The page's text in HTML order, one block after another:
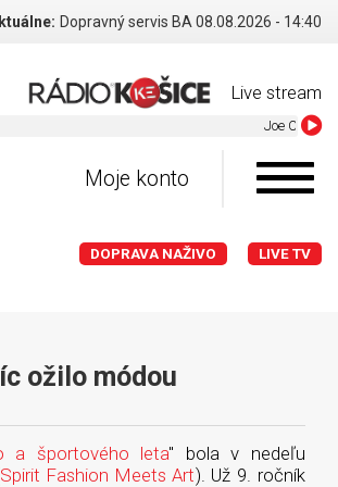
Dopravný servis BA 08.08.2026 - 14:40
Live stream
Joe Cocker -
Moje konto
DOPRAVA NAŽIVO LIVE TV
ožilo módou
a športového leta" bola v nedeľu
Spirit Fashion Meets Art). Už 9. ročník